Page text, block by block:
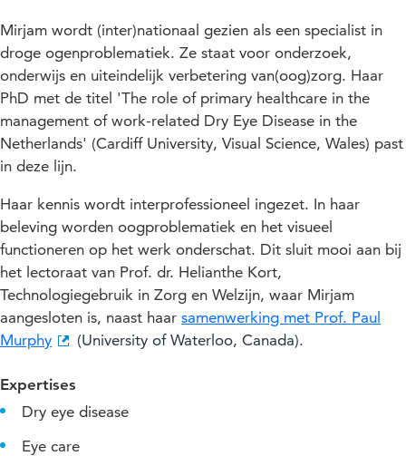
Mirjam wordt (inter)nationaal gezien als een specialist in
droge ogenproblematiek. Ze staat voor onderzoek,
onderwijs en uiteindelijk verbetering van(oog)zorg. Haar
PhD met de titel 'The role of primary healthcare in the
management of work-related Dry Eye Disease in the
Netherlands' (Cardiff University, Visual Science, Wales) past
in deze lijn.
Haar kennis wordt interprofessioneel ingezet. In haar
beleving worden oogproblematiek en het visueel
functioneren op het werk onderschat. Dit sluit mooi aan bij
het lectoraat van Prof. dr. Helianthe Kort,
Technologiegebruik in Zorg en Welzijn, waar Mirjam
aangesloten is, naast haar samenwerking met Prof. Paul
Murphy
(University of Waterloo, Canada).
Expertises
Dry eye disease
Eye care